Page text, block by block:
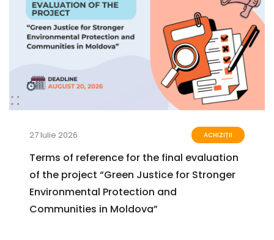
27 Iulie 2026 ACHIZIȚII
Terms of reference for the final evaluation
of the project “Green Justice for Stronger
Environmental Protection and
Communities in Moldova”